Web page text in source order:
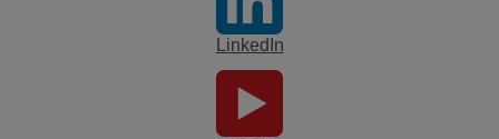
LinkedIn